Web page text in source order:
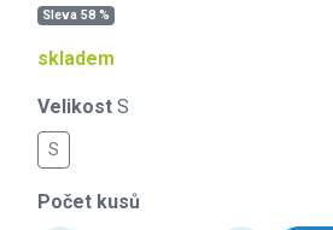
Sleva 58 %
skladem
Velikost S
S
Počet kusů